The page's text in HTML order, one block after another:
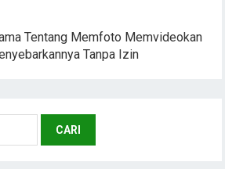
Tentang Memfoto Memvideokan
Tanpa Izin